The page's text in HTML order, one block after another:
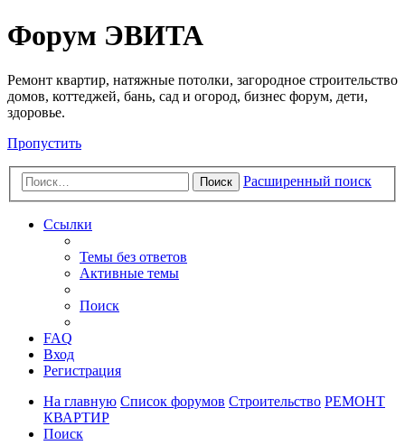
Регистрация
Форум ЭВИТА
Ремонт квартир, натяжные потолки, загородное строительство
домов, коттеджей, бань, сад и огород, бизнес форум, дети,
здоровье.
Пропустить
Поиск Расширенный поиск
Ссылки
Темы без ответов
Активные темы
Поиск
FAQ
Вход
Регистрация
На главную Список форумов Строительство РЕМОНТ
КВАРТИР
Поиск